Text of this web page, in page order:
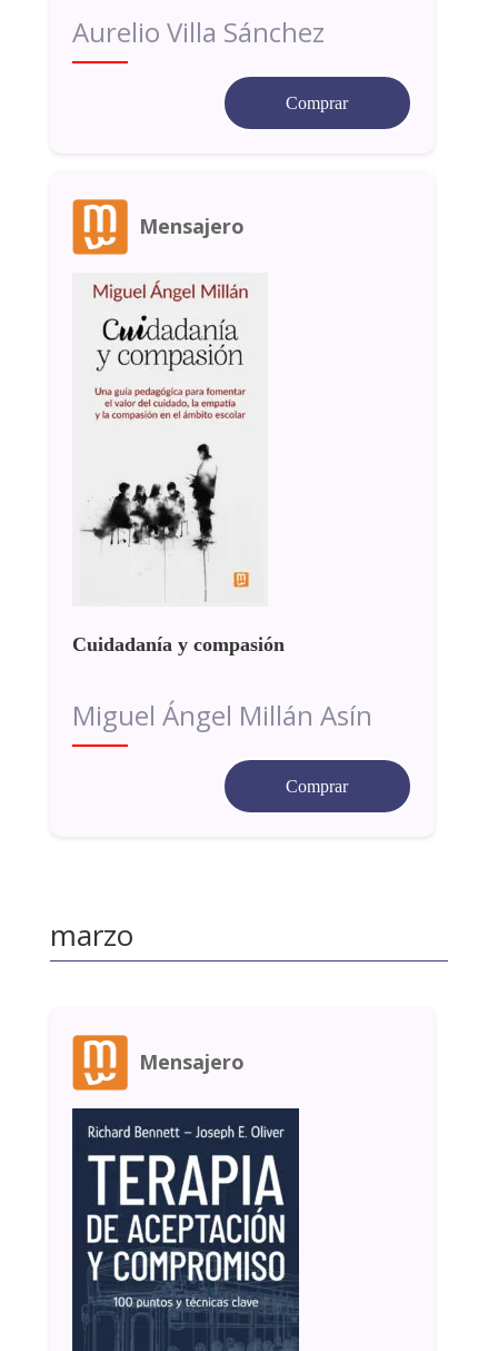
Aurelio Villa Sánchez
Comprar
Mensajero
Cuidadanía y compasión
Miguel Ángel Millán Asín
Comprar
marzo
Mensajero